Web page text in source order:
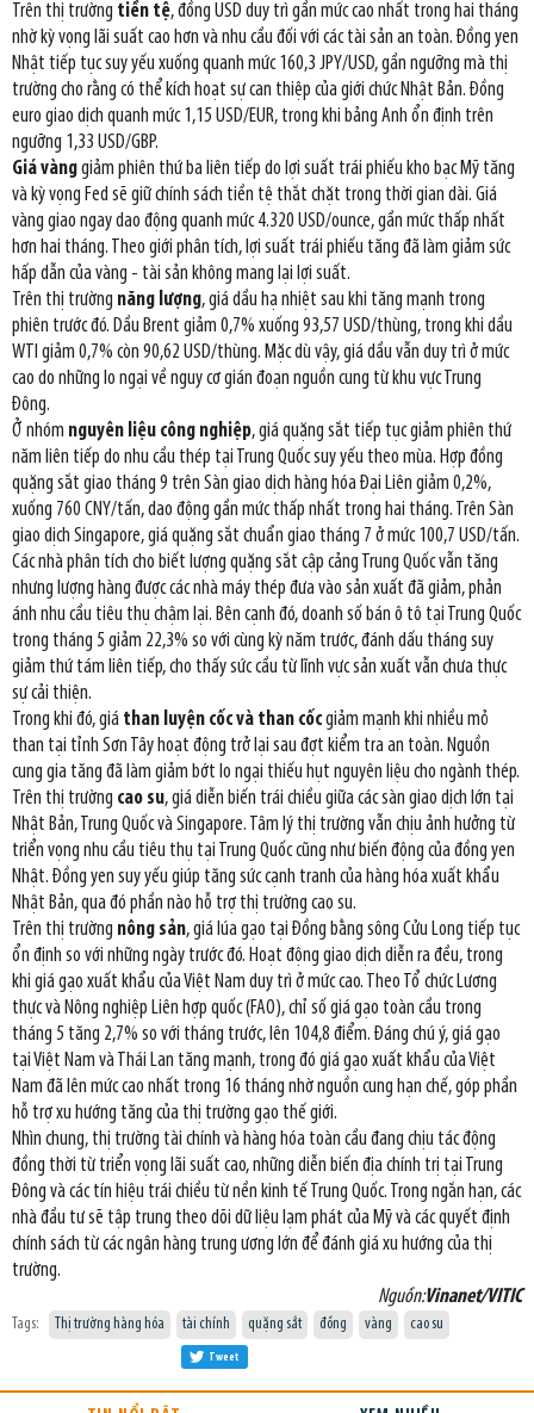
Trên thị trường tiền tệ, đồng USD duy trì gần mức cao nhất trong hai tháng
nhờ kỳ vọng lãi suất cao hơn và nhu cầu đối với các tài sản an toàn. Đồng yen
Nhật tiếp tục suy yếu xuống quanh mức 160,3 JPY/USD, gần ngưỡng mà thị
trường cho rằng có thể kích hoạt sự can thiệp của giới chức Nhật Bản. Đồng
euro giao dịch quanh mức 1,15 USD/EUR, trong khi bảng Anh ổn định trên
ngưỡng 1,33 USD/GBP.
Giá vànggiảm phiên thứ ba liên tiếp do lợi suất trái phiếu kho bạc Mỹ tăng
và kỳ vọng Fed sẽ giữ chính sách tiền tệ thắt chặt trong thời gian dài. Giá
vàng giao ngay dao động quanh mức 4.320 USD/ounce, gần mức thấp nhất
hơn hai tháng. Theo giới phân tích, lợi suất trái phiếu tăng đã làm giảm sức
hấp dẫn của vàng - tài sản không mang lại lợi suất.
Trên thị trường năng lượng, giá dầu hạ nhiệt sau khi tăng mạnh trong
phiên trước đó. Dầu Brent giảm 0,7% xuống 93,57 USD/thùng, trong khi dầu
WTI giảm 0,7% còn 90,62 USD/thùng. Mặc dù vậy, giá dầu vẫn duy trì ở mức
cao do những lo ngại về nguy cơ gián đoạn nguồn cung từ khu vực Trung
Đông.
Ở nhóm nguyên liệu công nghiệp, giá quặng sắt tiếp tục giảm phiên thứ
năm liên tiếp do nhu cầu thép tại Trung Quốc suy yếu theo mùa. Hợp đồng
quặng sắt giao tháng 9 trên Sàn giao dịch hàng hóa Đại Liên giảm 0,2%,
xuống 760 CNY/tấn, dao động gần mức thấp nhất trong hai tháng. Trên Sàn
giao dịch Singapore, giá quặng sắt chuẩn giao tháng 7 ở mức 100,7 USD/tấn.
Các nhà phân tích cho biết lượng quặng sắt cập cảng Trung Quốc vẫn tăng
nhưng lượng hàng được các nhà máy thép đưa vào sản xuất đã giảm, phản
ánh nhu cầu tiêu thụ chậm lại. Bên cạnh đó, doanh số bán ô tô tại Trung Quốc
trong tháng 5 giảm 22,3% so với cùng kỳ năm trước, đánh dấu tháng suy
giảm thứ tám liên tiếp, cho thấy sức cầu từ lĩnh vực sản xuất vẫn chưa thực
sự cải thiện.
Trong khi đó, giá than luyện cốc và than cốcgiảm mạnh khi nhiều mỏ
than tại tỉnh Sơn Tây hoạt động trở lại sau đợt kiểm tra an toàn. Nguồn
cung gia tăng đã làm giảm bớt lo ngại thiếu hụt nguyên liệu cho ngành thép.
Trên thị trường cao su, giá diễn biến trái chiều giữa các sàn giao dịch lớn tại
Nhật Bản, Trung Quốc và Singapore. Tâm lý thị trường vẫn chịu ảnh hưởng từ
triển vọng nhu cầu tiêu thụ tại Trung Quốc cũng như biến động của đồng yen
Nhật. Đồng yen suy yếu giúp tăng sức cạnh tranh của hàng hóa xuất khẩu
Nhật Bản, qua đó phần nào hỗ trợ thị trường cao su.
Trên thị trường nông sản, giá lúa gạo tại Đồng bằng sông Cửu Long tiếp tục
ổn định so với những ngày trước đó. Hoạt động giao dịch diễn ra đều, trong
khi giá gạo xuất khẩu của Việt Nam duy trì ở mức cao. Theo Tổ chức Lương
thực và Nông nghiệp Liên hợp quốc (FAO), chỉ số giá gạo toàn cầu trong
tháng 5 tăng 2,7% so với tháng trước, lên 104,8 điểm. Đáng chú ý, giá gạo
tại Việt Nam và Thái Lan tăng mạnh, trong đó giá gạo xuất khẩu của Việt
Nam đã lên mức cao nhất trong 16 tháng nhờ nguồn cung hạn chế, góp phần
hỗ trợ xu hướng tăng của thị trường gạo thế giới.
Nhìn chung, thị trường tài chính và hàng hóa toàn cầu đang chịu tác động
đồng thời từ triển vọng lãi suất cao, những diễn biến địa chính trị tại Trung
Đông và các tín hiệu trái chiều từ nền kinh tế Trung Quốc. Trong ngắn hạn, các
nhà đầu tư sẽ tập trung theo dõi dữ liệu lạm phát của Mỹ và các quyết định
chính sách từ các ngân hàng trung ương lớn để đánh giá xu hướng của thị
trường.
Nguồn:Vinanet/VITIC
Tags: Thị trường hàng hóa tài chính quặng sắt đồng vàng cao su
Tweet